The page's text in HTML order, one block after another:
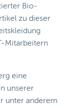
Bio-
zu dieser
Mitarbeitern
eine
unserer
unter anderem